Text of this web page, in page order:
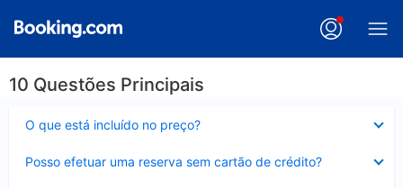
10 Questões Principais
O que está incluído no preço?
fechado
Posso efetuar uma reserva sem cartão de crédito?
fechado